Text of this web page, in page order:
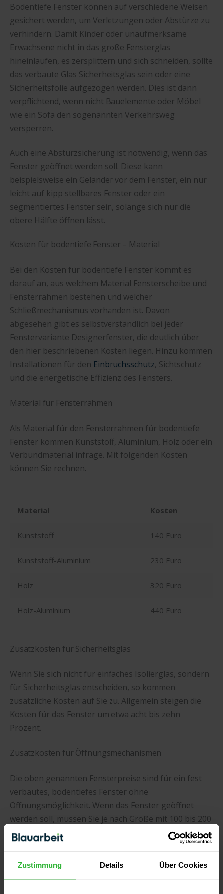
Zustimmung Details Über Cookies
Bodentiefe Fenster können auf verschiedene Weisen
gesichert werden, um Verletzungen oder Abstürze zu
verhindern. Damit Kinder oder unaufmerksame
Erwachsene nicht in das große Fensterglas
hineinlaufen, es zersplittern und sich schneiden, sollte
das verbaute Glas Sicherheitsglas sein oder eine
Sicherheitsfolie aufgezogen werden. Dies ist dann
verpflichtend, wenn nicht Bauelemente oder Möbel
wie ein Sofa den sogenannten Verkehrsweg
versperren.
Auch eine Absturzsicherung ist notwendig, wenn das
Fenster geöffnet werden soll. Diese kann
beispielsweise ein Geländer vor dem Fenster, ein nur
leicht auf kipp stellbares Fenster oder ein
segmentiertes Fenster sein, solange sich nur die
obere Hälfte öffnen lässt.
Kosten für bodentiefe Fenster – Material
Bei den Kosten für bodentiefe Fenster kommt es
darauf an, aus welchem Material Fensterscheibe und
Fensterrahmen bestehen und welcher
Schließmechanismus vorhanden ist. Davon
abgesehen gibt es selbstverständlich bei jeder
Fenstervariante Designerfenster, die deutlich über
den hier beschriebenen Kosten liegen. Hinzu kommen
Installationen für den Einbruchsschutz, Sichtschutz
und die energetische Effizienz des Fensters.
Material für Fensterrahmen
Als Material für den Fensterrahmen für bodentiefe
Fenster kommen Kunststoff, Aluminium, Holz oder ein
Verbundmaterial infrage. Mit folgenden Kosten
können Sie rechnen.
Material Kosten
Kunststoff 140 Euro
Kunststoff-Aluminium 230 Euro
Holz 320 Euro
Holz-Aluminium 440 Euro
Zusatzkosten für Sicherheitsglas
Wenn Sie sich nicht für einfaches Isolierglas, sondern
für Sicherheitsglas entscheiden, so kommen
zusätzliche Kosten auf Sie zu. Allgemein steigen die
Kosten für das Fenster um etwa acht bis zehn
Prozent.
Zusatzkosten für Öffnungsmechanismen
Die oben genannten Fensterpreise sind für ein fest
verbautes, bodentiefes Fenster ohne
Öffnungsmöglichkeit. Wenn das Fenster geöffnet
werden soll, müssen Sie je nach Größe mit 100 bis 200
Euro Mehrkosten bei einem herkömmlichen Dreh-
Kipp-Fenster rechnen. Sollte das Fenster über einen
Schiebemechanismus verfügen, 300 bis 500 Euro,
Hebe-Schiebetüren können auch bis zu 1.000 Euro